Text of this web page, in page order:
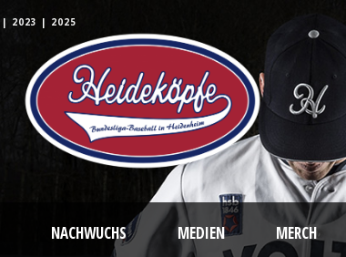
| 2023 | 2025
NACHWUCHS MEDIEN MERCH